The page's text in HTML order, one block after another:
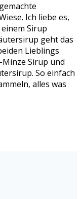
Ich liebe es,
Sirup
geht das
Lieblings
Sirup und
So einfach
alles was